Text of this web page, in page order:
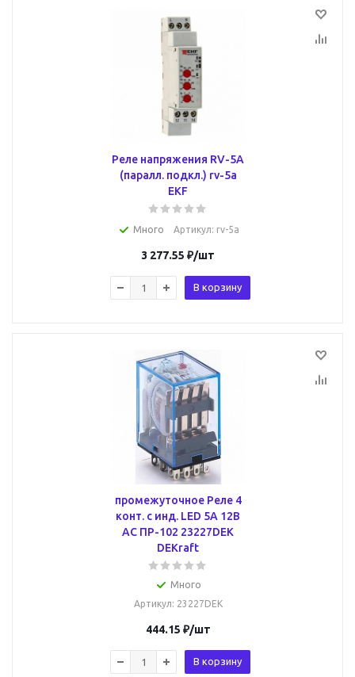
Реле напряжения RV-5A
(паралл. подкл.) rv-5a
EKF
Много Артикул: rv-5a
3 277.55 ₽/шт
В корзину
промежуточное Реле 4
конт. с инд. LED 5А 12В
AC ПР-102 23227DEK
DEKraft
Много
Артикул: 23227DEK
444.15 ₽/шт
В корзину